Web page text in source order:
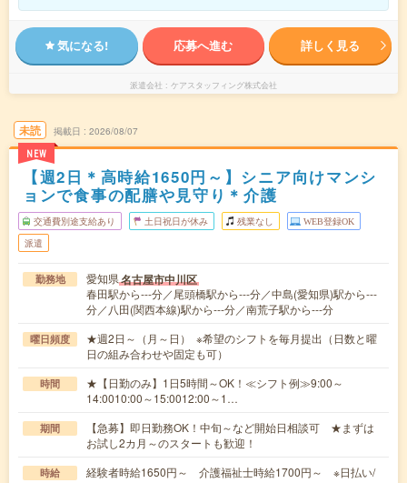
気になる! 応募へ進む 詳しく見る
派遣会社 ケアスタッフィング株式会社
未読
NEW
掲載日 2026/08/07
【週2日＊高時給1650円～】シニア向けマンシ
ョンで食事の配膳や見守り＊介護
交通費別途支給あり 土日祝日が休み 残業なし WEB登録OK
派遣
勤務地 愛知県名古屋市中川区
春田駅から---分／尾頭橋駅から---分／中島(愛知県)駅から---
分／八田(関西本線)駅から---分／南荒子駅から---分
曜日頻度
★週2日～（月～日） ※希望のシフトを毎月提出（日数と曜
日の組み合わせや固定も可）
時間
★【日勤のみ】1日5時間～OK！≪シフト例≫9:00～
14:0010:00～15:0012:00～1…
期間
【急募】即日勤務OK！中旬～など開始日相談可 ★まずは
お試し2カ月～のスタートも歓迎！
時給
経験者時給1650円～ 介護福祉士時給1700円～ ※日払い/